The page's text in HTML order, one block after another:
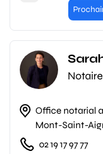
Office notarial
Mont-Saint-
02 19 17 97 77